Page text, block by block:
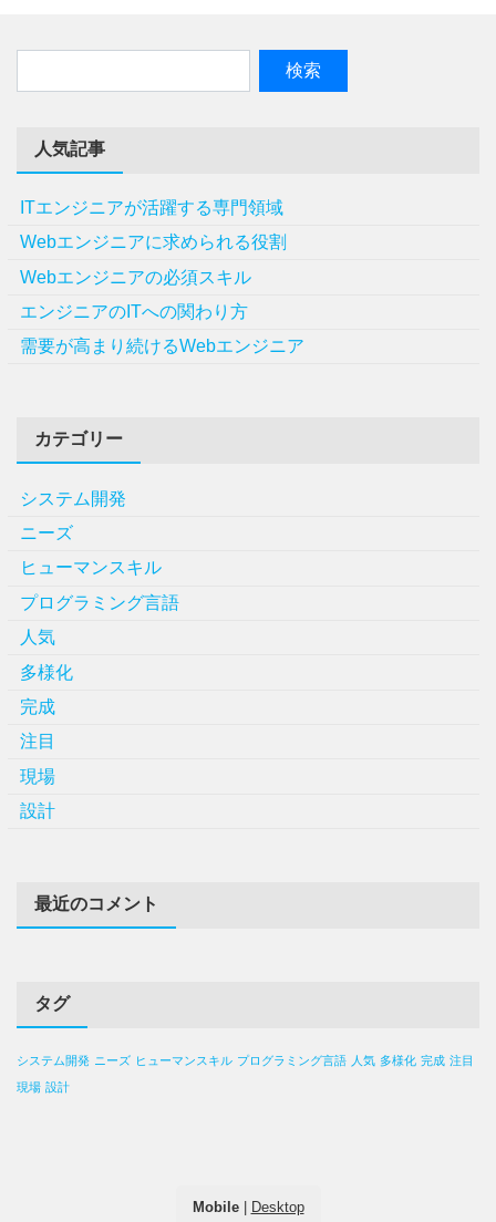
人気記事
ITエンジニアが活躍する専門領域
Webエンジニアに求められる役割
Webエンジニアの必須スキル
エンジニアのITへの関わり方
需要が高まり続けるWebエンジニア
カテゴリー
システム開発
ニーズ
ヒューマンスキル
プログラミング言語
人気
多様化
完成
注目
現場
設計
最近のコメント
タグ
システム開発 ニーズ ヒューマンスキル プログラミング言語 人気 多様化 完成 注目
現場 設計
Mobile| Desktop